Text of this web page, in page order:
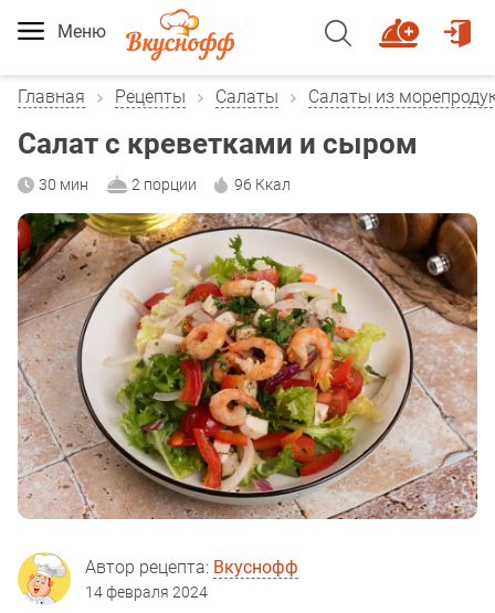
Меню
Главная Рецепты Салаты Салаты из
Салат с креветками и сыром
30 мин 2 порции 96 Ккал
Автор рецепта: Вкуснофф
14 февраля 2024